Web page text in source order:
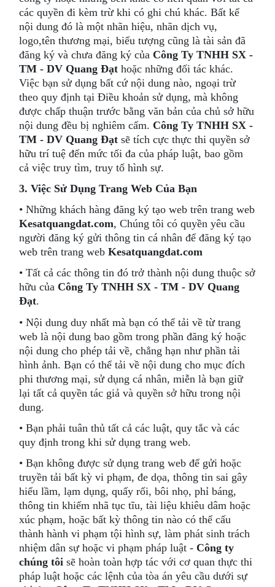
các quyền đi kèm trừ khi có ghi chú khác. Bất kể
nội dung đó là một nhãn hiệu, nhãn dịch vụ,
logo,tên thương mại, biểu tượng cũng là tài sản đã
đăng ký và chưa đăng ký của Công Ty TNHH SX -
TM - DV Quang Đạthoặc những đối tác khác.
Việc bạn sử dụng bất cứ nội dung nào, ngoại trừ
theo quy định tại Điều khoản sử dụng, mà không
được chấp thuận trước bằng văn bản của chủ sở hữu
nội dung đều bị nghiêm cấm. Công Ty TNHH SX -
TM - DV Quang Đạt sẽ tích cực thực thi quyền sở
hữu trí tuệ đến mức tối đa của pháp luật, bao gồm
cả việc truy tìm, truy tố hình sự.
3. Việc Sử Dụng Trang Web Của Bạn
• Những khách hàng đăng ký tạo web trên trang web
Kesatquangdat.com, Chúng tôi có quyền yêu cầu
người đăng ký gửi thông tin cá nhân để đăng ký tạo
web trên trang webKesatquangdat.com
• Tất cả các thông tin đó trở thành nội dung thuộc sở
hữu của Công Ty TNHH SX - TM - DV Quang
Đạt.
• Nội dung duy nhất mà bạn có thể tải về từ trang
web là nội dung bao gồm trong phần đăng ký hoặc
nội dung cho phép tải về, chẳng hạn như phần tải
hình ảnh. Bạn có thể tải về nội dung cho mục đích
phi thương mại, sử dụng cá nhân, miễn là bạn giữ
lại tất cả quyền tác giả và quyền sở hữu trong nội
dung.
• Bạn phải tuân thủ tất cả các luật, quy tắc và các
quy định trong khi sử dụng trang web.
• Bạn không được sử dụng trang web để gửi hoặc
truyền tải bất kỳ vi phạm, đe dọa, thông tin sai gây
hiểu lầm, lạm dụng, quấy rối, bôi nhọ, phỉ báng,
thông tin khiếm nhã tục tĩu, tài liệu khiêu dâm hoặc
xúc phạm, hoặc bất kỳ thông tin nào có thể cấu
thành hành vi phạm tội hình sự, làm phát sinh trách
nhiệm dân sự hoặc vi phạm pháp luật - Công ty
chúng tôi sẽ hoàn toàn hợp tác với cơ quan thực thi
pháp luật hoặc các lệnh của tòa án yêu cầu dưới sự